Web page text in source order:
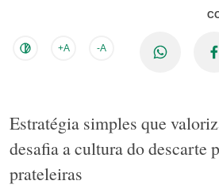
+A -A
Estratégia simples que
desafia a cultura do descarte
prateleiras